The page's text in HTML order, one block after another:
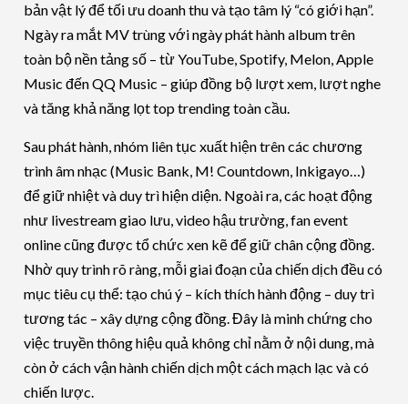
bản vật lý để tối ưu doanh thu và tạo tâm lý “có giới hạn”.
Ngày ra mắt MV trùng với ngày phát hành album trên
toàn bộ nền tảng số – từ YouTube, Spotify, Melon, Apple
Music đến QQ Music – giúp đồng bộ lượt xem, lượt nghe
và tăng khả năng lọt top trending toàn cầu.
Sau phát hành, nhóm liên tục xuất hiện trên các chương
trình âm nhạc (Music Bank, M! Countdown, Inkigayo…)
để giữ nhiệt và duy trì hiện diện. Ngoài ra, các hoạt động
như livestream giao lưu, video hậu trường, fan event
online cũng được tổ chức xen kẽ để giữ chân cộng đồng.
Nhờ quy trình rõ ràng, mỗi giai đoạn của chiến dịch đều có
mục tiêu cụ thể: tạo chú ý – kích thích hành động – duy trì
tương tác – xây dựng cộng đồng. Đây là minh chứng cho
việc truyền thông hiệu quả không chỉ nằm ở nội dung, mà
còn ở cách vận hành chiến dịch một cách mạch lạc và có
chiến lược.